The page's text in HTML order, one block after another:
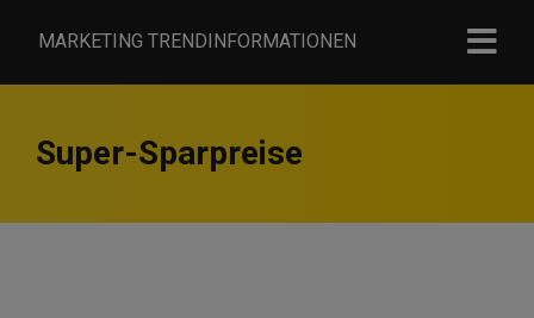
MARKETING TRENDINFORMATIONEN
Super-Sparpreise